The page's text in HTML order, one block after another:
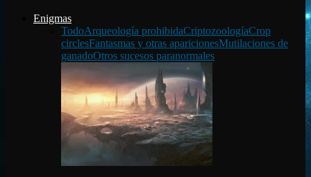
Enigmas
TodoArqueología prohibidaCriptozoologíaCrop
circlesFantasmas y otras aparicionesMutilaciones de
ganadoOtros sucesos paranormales